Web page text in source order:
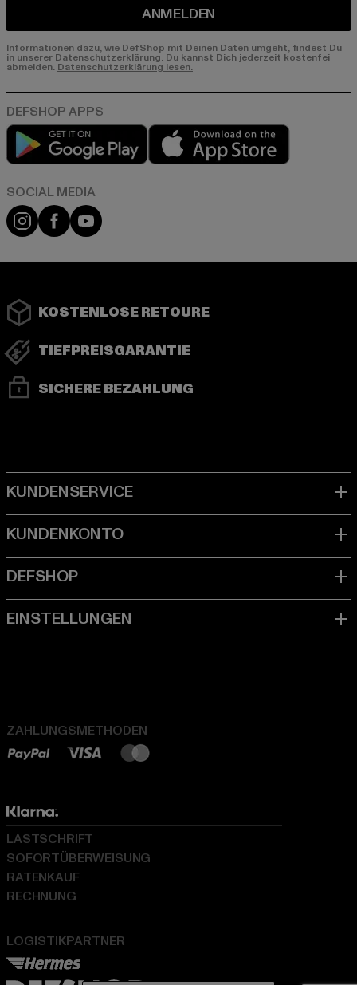
ANMELDEN
Informationen dazu, wie DefShop mit Deinen Daten umgeht, findest Du
in unserer Datenschutzerklärung. Du kannst Dich jederzeit kostenfei
abmelden. Datenschutzerklärung lesen.
Play market
Instagram
FacebookYouTube
KOSTENLOSE RETOURE
TIEFPREISGARANTIE
SICHERE BEZAHLUNG
ZAHLUNGSMETHODEN
LOGISTIKPARTNER
LASTSCHRIFT
SOFORTÜBERWEISUNG
RATENKAUF
RECHNUNG